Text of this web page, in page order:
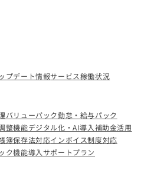
プデート情報サービス稼働状況
バリューパック勤怠・給与パック
整機能デジタル化・AI導入補助金活用
簿保存法対応インボイス制度対応
ク機能導入サポートプラン